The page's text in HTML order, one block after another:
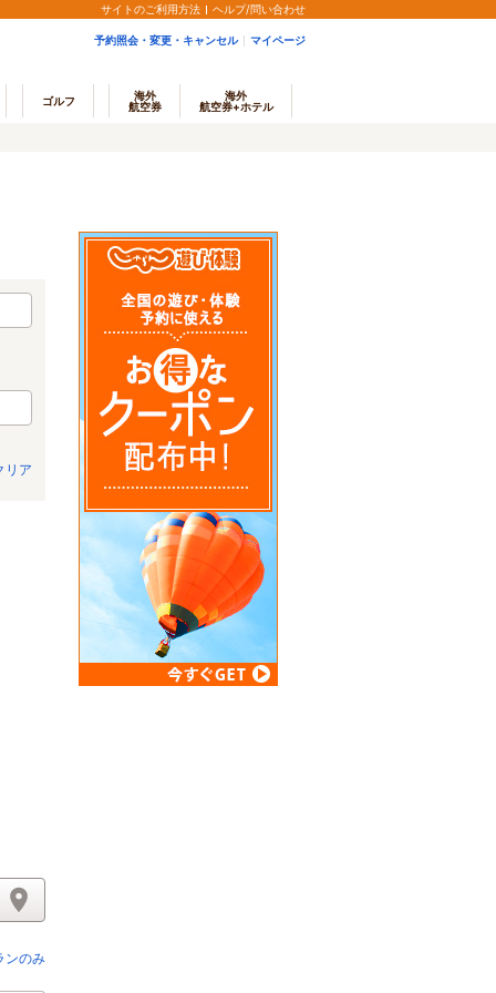
サイトのご利用方法 ヘルプ/問い合わせ
予約照会・変更・キャンセル マイページ
ゴルフ
海外
航空券
海外
航空券+ホテル
リア
リスト
ンのみ